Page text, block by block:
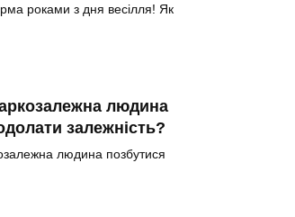
роками з дня весілля! Як
людина
залежність?
людина позбутися